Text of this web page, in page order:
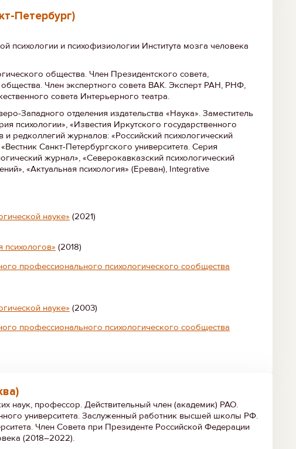
Петербург)
психологии и психофизиологии Института мозга человека
общества. Член Президентского совета,
Член экспертного совета ВАК. Эксперт РАН, РНФ,
совета Интерьерного театра.
Западного отделения издательства «Наука». Заместитель
психологии», «Известия Иркутского государственного
и редколлегий журналов: «Российский психологический
Санкт-Петербургского университета. Серия
журнал», «Северокавказский психологический
«Актуальная психология» (Ереван), Integrative
науке» (2021)
психологов» (2018)
профессионального психологического сообщества
науке» (2003)
профессионального психологического сообщества
наук, профессор. Действительный член (академик) РАО.
университета. Заслуженный работник высшей школы РФ.
Член Совета при Президенте Российской Федерации
(2018–2022).